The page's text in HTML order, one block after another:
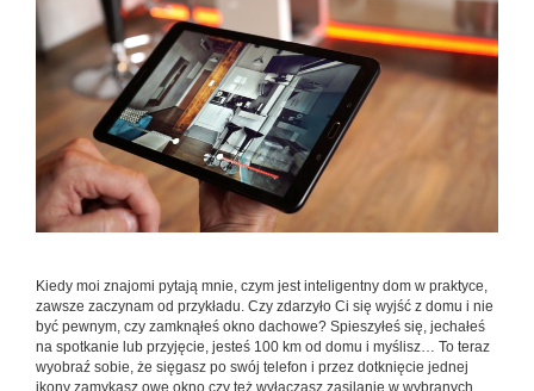
Kiedy moi znajomi pytają mnie, czym jest inteligentny dom w praktyce,
zawsze zaczynam od przykładu. Czy zdarzyło Ci się wyjść z domu i nie
być pewnym, czy zamknąłeś okno dachowe? Spieszyłeś się, jechałeś
na spotkanie lub przyjęcie, jesteś 100 km od domu i myślisz… To teraz
wyobraź sobie, że sięgasz po swój telefon i przez dotknięcie jednej